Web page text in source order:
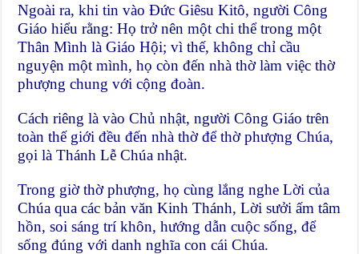
Ngoài ra, khi tin vào Đức Giêsu Kitô, người Công
Giáo hiểu rằng: Họ trở nên một chi thể trong một
Thân Mình là Giáo Hội; vì thế, không chỉ cầu
nguyện một mình, họ còn đến nhà thờ làm việc thờ
phượng chung với cộng đoàn.
Cách riêng là vào Chủ nhật, người Công Giáo trên
toàn thế giới đều đến nhà thờ để thờ phượng Chúa,
gọi là Thánh Lễ Chúa nhật.
Trong giờ thờ phượng, họ cùng lắng nghe Lời của
Chúa qua các bản văn Kinh Thánh, Lời sưởi ấm tâm
hồn, soi sáng trí khôn, hướng dẫn cuộc sống, để
sống đúng với danh nghĩa con cái Chúa.